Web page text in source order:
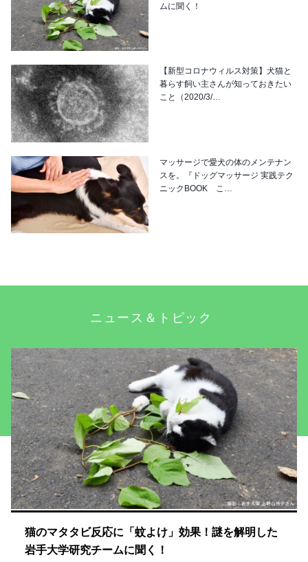
ムに聞く！
【新型コロナウィルス対策】犬猫と
暮らす飼い主さんが知っておきたい
こと（2020/3/…
マッサージで愛犬の体のメンテナン
スを。『ドッグマッサージ 実践テク
ニックBOOK こ…
ニュース＆トピック
猫のマタタビ反応に「蚊よけ」効果！謎を解明した
岩手大学研究チームに聞く！